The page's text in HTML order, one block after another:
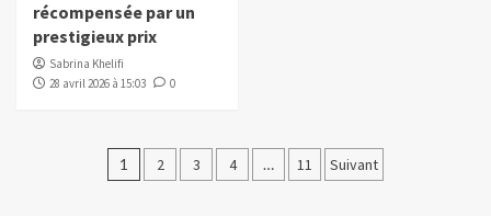
récompensée par un
prestigieux prix
Sabrina Khelifi
28 avril 2026 à 15:03
0
1 2 3 4 … 11 Suivant